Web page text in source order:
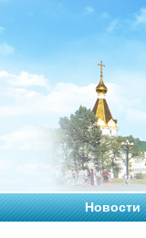
Новости